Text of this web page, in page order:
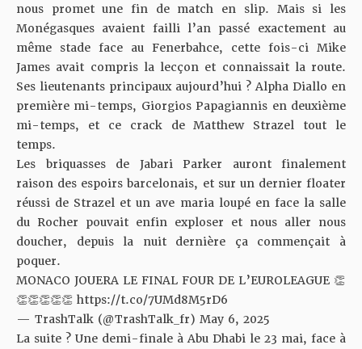
nous promet une fin de match en slip. Mais si les
Monégasques avaient failli l’an passé exactement au
même stade face au Fenerbahce, cette fois-ci Mike
James avait compris la lecçon et connaissait la route.
Ses lieutenants principaux aujourd’hui ? Alpha Diallo en
première mi-temps, Giorgios Papagiannis en deuxième
mi-temps, et ce crack de Matthew Strazel tout le
temps.
Les briquasses de Jabari Parker auront finalement
raison des espoirs barcelonais, et sur un dernier floater
réussi de Strazel et un ave maria loupé en face la salle
du Rocher pouvait enfin exploser et nous aller nous
doucher, depuis la nuit dernière ça commençait à
poquer.
MONACO JOUERA LE FINAL FOUR DE L’EUROLEAGUE 👏
👏👏👏👏👏 https://t.co/7UMd8M5rD6
— TrashTalk (@TrashTalk_fr) May 6, 2025
La suite ? Une demi-finale à Abu Dhabi le 23 mai, face à